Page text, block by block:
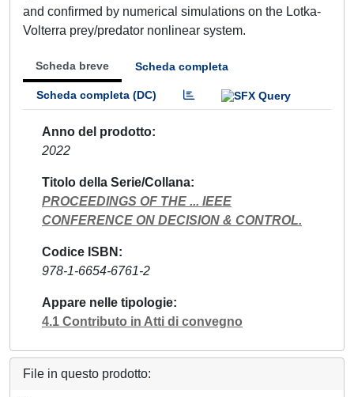
and confirmed by numerical simulations on the Lotka-
Volterra prey/predator nonlinear system.
Scheda breve Scheda completa
Scheda completa (DC)
Anno del prodotto
2022
Titolo della Serie/Collana
PROCEEDINGS OF THE ... IEEE
CONFERENCE ON DECISION & CONTROL.
Codice ISBN
978-1-6654-6761-2
Appare nelle tipologie
4.1 Contributo in Atti di convegno
File in questo prodotto: